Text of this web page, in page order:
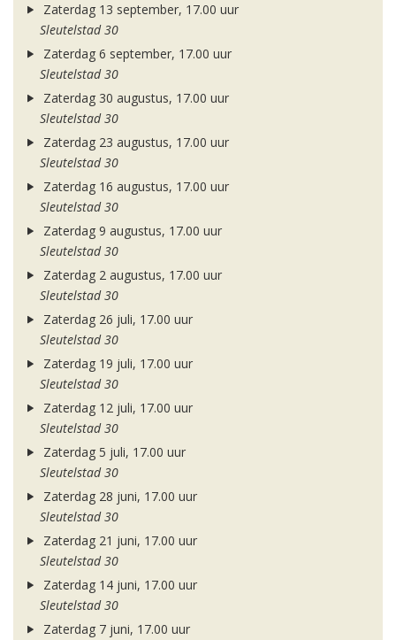
Zaterdag 13 september, 17.00 uur
Sleutelstad 30
Zaterdag 6 september, 17.00 uur
Sleutelstad 30
Zaterdag 30 augustus, 17.00 uur
Sleutelstad 30
Zaterdag 23 augustus, 17.00 uur
Sleutelstad 30
Zaterdag 16 augustus, 17.00 uur
Sleutelstad 30
Zaterdag 9 augustus, 17.00 uur
Sleutelstad 30
Zaterdag 2 augustus, 17.00 uur
Sleutelstad 30
Zaterdag 26 juli, 17.00 uur
Sleutelstad 30
Zaterdag 19 juli, 17.00 uur
Sleutelstad 30
Zaterdag 12 juli, 17.00 uur
Sleutelstad 30
Zaterdag 5 juli, 17.00 uur
Sleutelstad 30
Zaterdag 28 juni, 17.00 uur
Sleutelstad 30
Zaterdag 21 juni, 17.00 uur
Sleutelstad 30
Zaterdag 14 juni, 17.00 uur
Sleutelstad 30
Zaterdag 7 juni, 17.00 uur